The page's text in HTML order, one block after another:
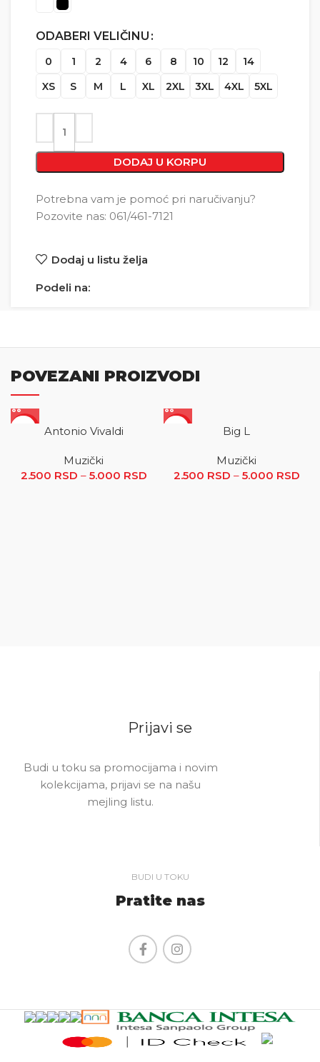
ODABERI VELIČINU
0 1 2 4 6 8 10 12
14
XS
S M L XL 2XL 3XL 4XL 5XL
DODAJ U KORPU
Potrebna vam je pomoć pri naručivanju?
Pozovite nas: 061/461-7121
Dodaj u listu želja
Podeli na:
POVEZANI PROIZVODI
Antonio Vivaldi
Muzički
2.500 RSD – 5.000 RSD
Raspon cena: od 2.500 RSD
Big L
Muzički
2.500 RSD – 5.000 RSD
Prijavi se
Budi u toku sa promocijama i novim
kolekcijama, prijavi se na našu
mejling listu.
BUDI U TOKU
Pratite nas